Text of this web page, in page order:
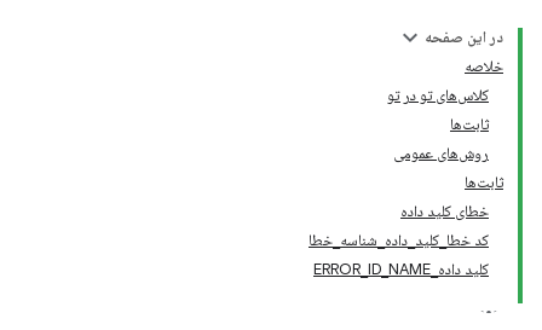
در این صفحه
خلاصه
کلاس‌های تو در تو
ثابت‌ها
روش‌های عمومی
ثابت‌ها
خطای کلید داده
کد خطا_کلید_داده_شناسه_خطا
کلید داده_ERROR_ID_NAME